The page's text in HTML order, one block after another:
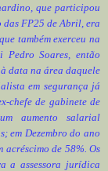
que participou
das FP25 de Abril, era
também exerceu na
Pedro Soares, então
data na área daquele
em segurança já
chefe de gabinete de
aumento salarial
em Dezembro do ano
acréscimo de 58%. Os
a assessora jurídica